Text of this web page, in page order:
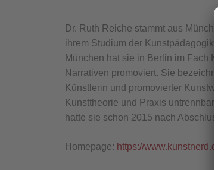
Dr. Ruth Reiche stammt aus
ihrem Studium der
München hat sie in Berlin im Fach
Narrativen promoviert. Sie
Künstlerin und promovierter
Kunsttheorie und Praxis
hatte sie schon 2015 nach
Homepage: https://www.kunstnerd.de